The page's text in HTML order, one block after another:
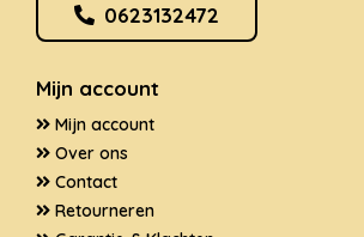
0623132472
Mijn account
Mijn account
Over ons
Contact
Retourneren